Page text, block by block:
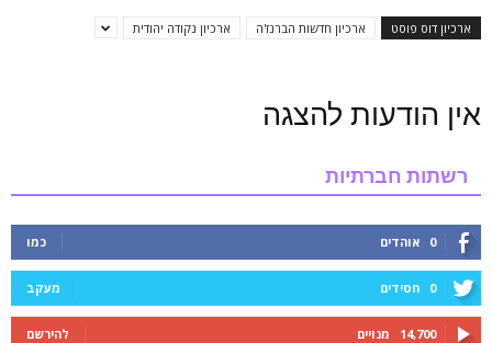
ארכיון דוס פוסט ארכיון חדשות הברנז'ה ארכיון נקודה יהודית
אין הודעות להצגה
רשתות חברתיות
0 אוהדים כמו
0 חסידים מעקב
14,700 מנויים להירשם